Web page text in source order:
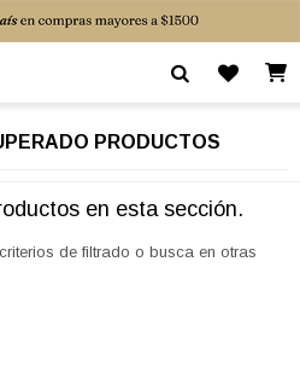
PRODUCTOS
en esta sección.
de filtrado o busca en otras